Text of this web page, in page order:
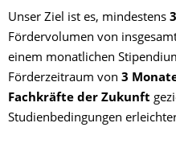
Unser Ziel ist es, mindestens
Fördervolumen von
einem monatlichen
Förderzeitraum von 3
Fachkräfte der Zukunft
Studienbedingungen